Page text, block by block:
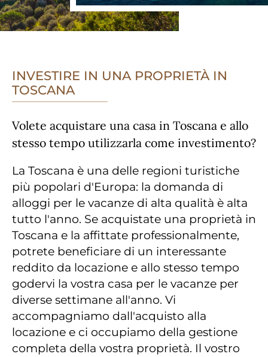
INVESTIRE IN UNA PROPRIETÀ IN
TOSCANA
Volete acquistare una casa in Toscana e allo
stesso tempo utilizzarla come investimento?
La Toscana è una delle regioni turistiche
più popolari d'Europa: la domanda di
alloggi per le vacanze di alta qualità è alta
tutto l'anno. Se acquistate una proprietà in
Toscana e la affittate professionalmente,
potrete beneficiare di un interessante
reddito da locazione e allo stesso tempo
godervi la vostra casa per le vacanze per
diverse settimane all'anno. Vi
accompagniamo dall'acquisto alla
locazione e ci occupiamo della gestione
completa della vostra proprietà. Il vostro